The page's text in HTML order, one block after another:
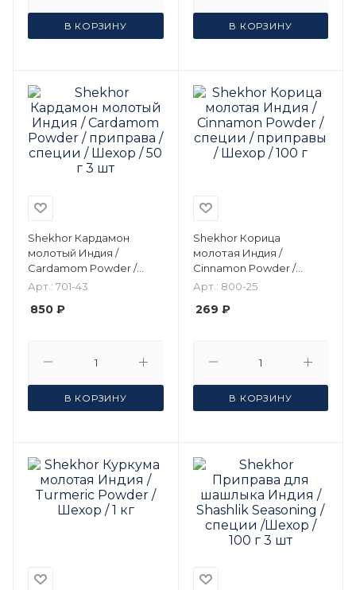
В КОРЗИНУ В КОРЗИНУ
Shekhor Кардамон
молотый Индия /
Cardamom Powder /
приправа / специи /
Арт.: 701-43
850 ₽
В КОРЗИНУ
Shekhor Корица
молотая Индия /
Cinnamon Powder /
специи / приправы /
Арт.: 800-25
269 ₽
В КОРЗИНУ